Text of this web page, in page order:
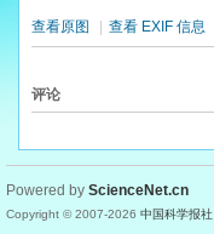
查看原图 查看 EXIF 信息
评论
Powered by ScienceNet.cn
Copyright © 2007-2026 中国科学报社